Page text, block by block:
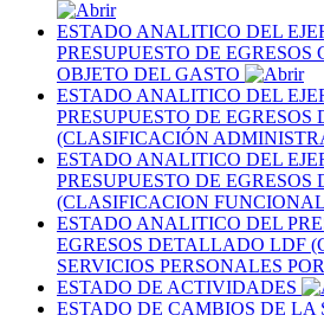
ESTADO ANALITICO DEL
PRESUPUESTO DE
OBJETO DEL GASTO
ESTADO ANALITICO DEL
PRESUPUESTO DE
(CLASIFICACIÓN
ESTADO ANALITICO DEL
PRESUPUESTO DE
(CLASIFICACION
ESTADO ANALITICO DEL
EGRESOS DETALLADO LDF
SERVICIOS PERSONALES
ESTADO DE ACTIVIDADES
ESTADO DE CAMBIOS DE LA